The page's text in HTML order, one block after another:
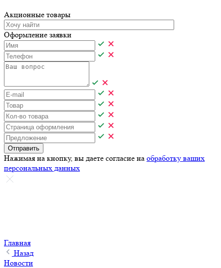
Акционные товары
Оформление заявки
Отправить
Нажимая на кнопку, вы даете согласие на обработку ваших
персональных данных
Главная
Назад
Новости